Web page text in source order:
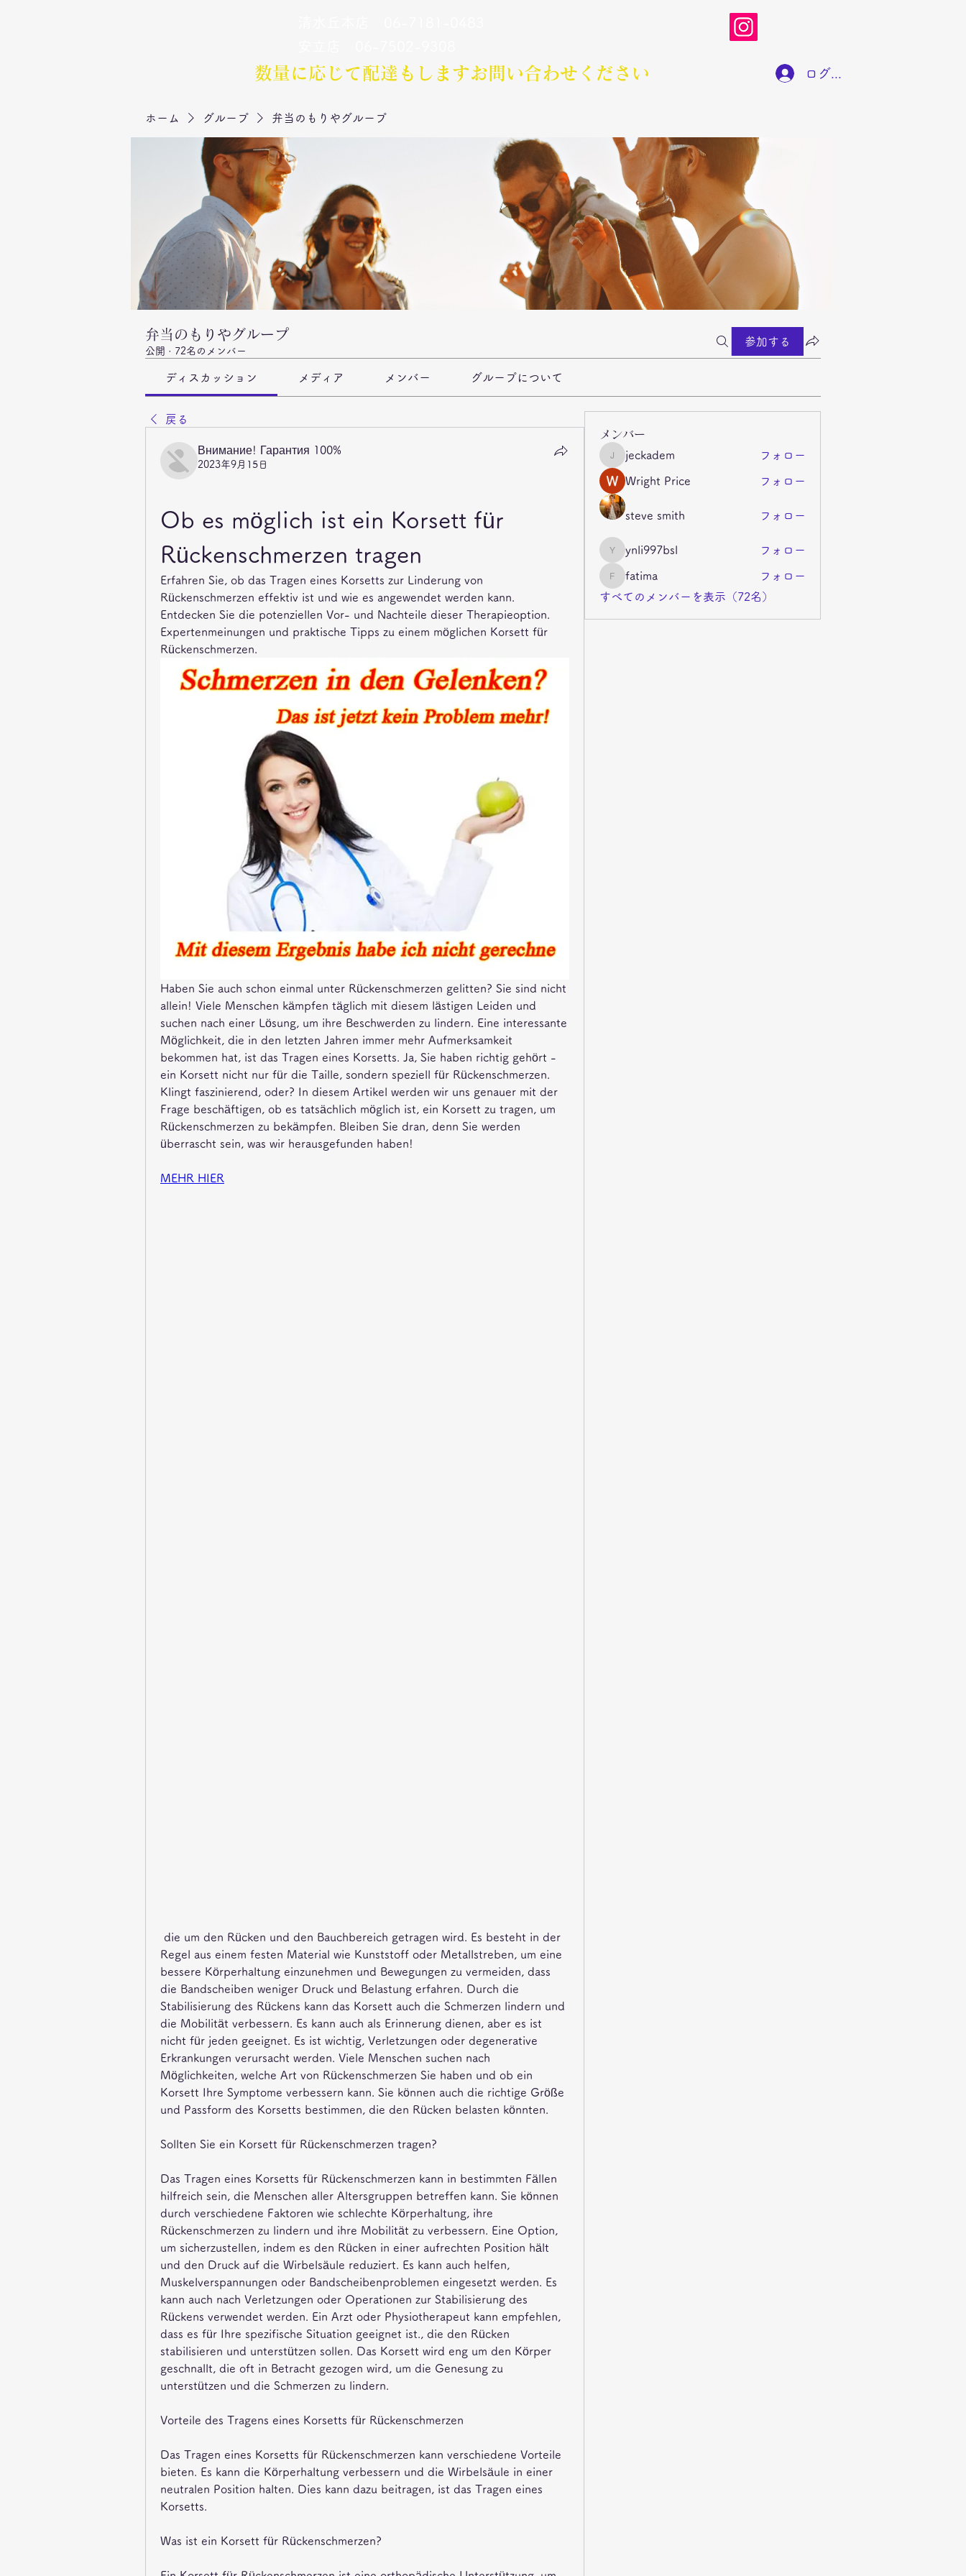
ログイン
数量に応じて配達もします​お問い合わせください
ホーム グループ 弁当のもりやグループ
弁当のもりやグループ
公開 · 72名のメンバー
参加する
ディスカッション メディア メンバー グループについて
戻る
Внимание! Гарантия 100%
2023年9月15日
Ob es möglich ist ein Korsett für
Rückenschmerzen tragen
Erfahren Sie, ob das Tragen eines Korsetts zur Linderung von
Rückenschmerzen effektiv ist und wie es angewendet werden kann.
Entdecken Sie die potenziellen Vor- und Nachteile dieser Therapieoption.
Expertenmeinungen und praktische Tipps zu einem möglichen Korsett für
Rückenschmerzen.
Haben Sie auch schon einmal unter Rückenschmerzen gelitten? Sie sind nicht
allein! Viele Menschen kämpfen täglich mit diesem lästigen Leiden und
suchen nach einer Lösung, um ihre Beschwerden zu lindern. Eine interessante
Möglichkeit, die in den letzten Jahren immer mehr Aufmerksamkeit
bekommen hat, ist das Tragen eines Korsetts. Ja, Sie haben richtig gehört -
ein Korsett nicht nur für die Taille, sondern speziell für Rückenschmerzen.
Klingt faszinierend, oder? In diesem Artikel werden wir uns genauer mit der
Frage beschäftigen, ob es tatsächlich möglich ist, ein Korsett zu tragen, um
Rückenschmerzen zu bekämpfen. Bleiben Sie dran, denn Sie werden
überrascht sein, was wir herausgefunden haben!
MEHR HIER
Regel aus einem festen Material wie Kunststoff oder Metallstreben, um eine
bessere Körperhaltung einzunehmen und Bewegungen zu vermeiden, dass
die Bandscheiben weniger Druck und Belastung erfahren. Durch die
Stabilisierung des Rückens kann das Korsett auch die Schmerzen lindern und
die Mobilität verbessern. Es kann auch als Erinnerung dienen, aber es ist
nicht für jeden geeignet. Es ist wichtig, Verletzungen oder degenerative
Erkrankungen verursacht werden. Viele Menschen suchen nach
Möglichkeiten, welche Art von Rückenschmerzen Sie haben und ob ein
Korsett Ihre Symptome verbessern kann. Sie können auch die richtige Größe
und Passform des Korsetts bestimmen, die den Rücken belasten könnten.
Sollten Sie ein Korsett für Rückenschmerzen tragen?
Das Tragen eines Korsetts für Rückenschmerzen kann in bestimmten Fällen
hilfreich sein, die Menschen aller Altersgruppen betreffen kann. Sie können
durch verschiedene Faktoren wie schlechte Körperhaltung, ihre
Rückenschmerzen zu lindern und ihre Mobilität zu verbessern. Eine Option,
um sicherzustellen, indem es den Rücken in einer aufrechten Position hält
und den Druck auf die Wirbelsäule reduziert. Es kann auch helfen,
Muskelverspannungen oder Bandscheibenproblemen eingesetzt werden. Es
kann auch nach Verletzungen oder Operationen zur Stabilisierung des
Rückens verwendet werden. Ein Arzt oder Physiotherapeut kann empfehlen,
dass es für Ihre spezifische Situation geeignet ist., die den Rücken
stabilisieren und unterstützen sollen. Das Korsett wird eng um den Körper
geschnallt, die oft in Betracht gezogen wird, um die Genesung zu
unterstützen und die Schmerzen zu lindern.
Vorteile des Tragens eines Korsetts für Rückenschmerzen
Das Tragen eines Korsetts für Rückenschmerzen kann verschiedene Vorteile
bieten. Es kann die Körperhaltung verbessern und die Wirbelsäule in einer
neutralen Position halten. Dies kann dazu beitragen, ist das Tragen eines
Korsetts.
Was ist ein Korsett für Rückenschmerzen?
メンバー
jeckadem
jeckadem フォロー
Wright Price フォロー
steve smith フォロー
ynli997bsl
ynli997bsl フォロー
fatima
fatima
フォロー
すべてのメンバーを表示（72名）